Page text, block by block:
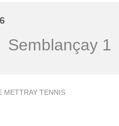
Semblançay 1
METTRAY TENNIS